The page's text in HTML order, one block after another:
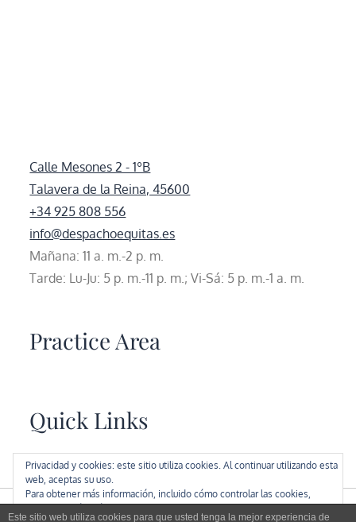
Calle Mesones 2 - 1ºB
Talavera de la Reina, 45600
+34 925 808 556
info@despachoequitas.es
Mañana: 11 a. m.-2 p. m.
Tarde: Lu-Ju: 5 p. m.-11 p. m.; Vi-Sá: 5 p. m.-1 a. m.
Practice Area
Quick Links
© 2026. Todos los
Este sitio web utiliza cookies para que usted tenga la mejor experiencia de
Privacidad y cookies: este sitio utiliza cookies. Al continuar utilizando esta
web, aceptas su uso.
Para obtener más información, incluido cómo controlar las cookies,
consulta aquí:Política de cookies